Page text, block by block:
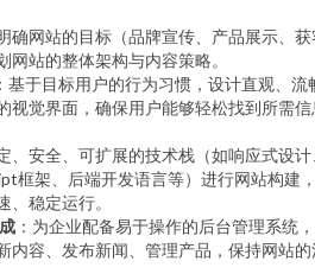
确网站的目标（品牌宣传、产品展示、获
站的整体架构与内容策略。
：基于目标用户的行为习惯，设计直观、流
视觉界面，确保用户能够轻松找到所需信
、安全、可扩展的技术栈（如响应式设计
框架、后端开发语言等）进行网站构建
稳定运行。
：为企业配备易于操作的后台管理系统
内容、发布新闻、管理产品，保持网站的